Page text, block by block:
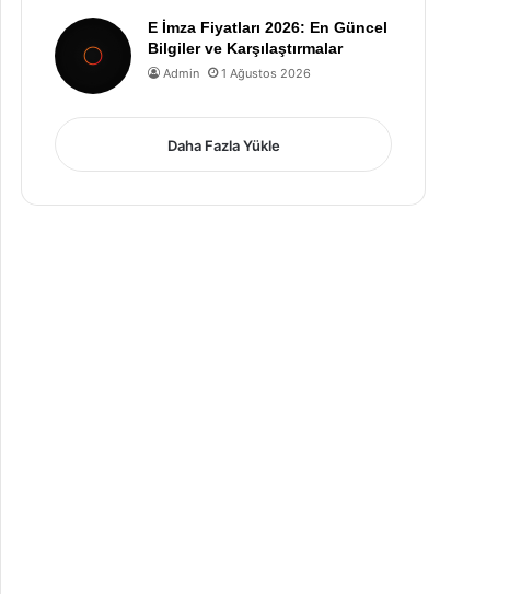
E İmza Fiyatları 2026: En Güncel
Bilgiler ve Karşılaştırmalar
Admin 1 Ağustos 2026
Daha Fazla Yükle